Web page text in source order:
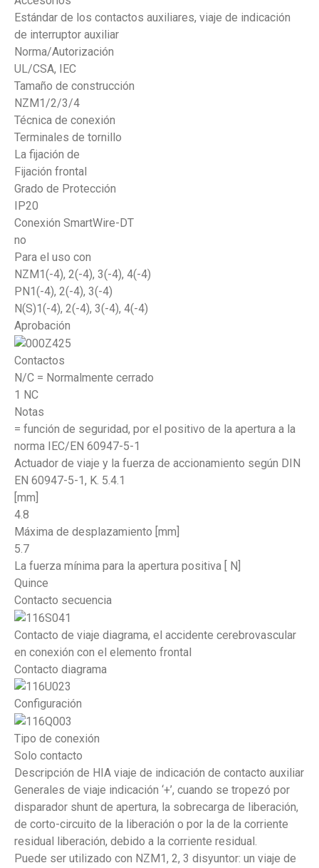
Estándar de los contactos auxiliares, viaje de indicación
de interruptor auxiliar
Norma/Autorización
UL/CSA, IEC
Tamaño de construcción
NZM1/2/3/4
Técnica de conexión
Terminales de tornillo
La fijación de
Fijación frontal
Grado de Protección
IP20
Conexión SmartWire-DT
no
Para el uso con
NZM1(-4), 2(-4), 3(-4), 4(-4)
PN1(-4), 2(-4), 3(-4)
N(S)1(-4), 2(-4), 3(-4), 4(-4)
Aprobación
Contactos
N/C = Normalmente cerrado
1 NC
Notas
= función de seguridad, por el positivo de la apertura a la
norma IEC/EN 60947-5-1
Actuador de viaje y la fuerza de accionamiento según DIN
EN 60947-5-1, K. 5.4.1
[mm]
4.8
Máxima de desplazamiento [mm]
5.7
La fuerza mínima para la apertura positiva [ N]
Quince
Contacto secuencia
Contacto de viaje diagrama, el accidente cerebrovascular
en conexión con el elemento frontal
Contacto diagrama
Configuración
Tipo de conexión
Solo contacto
Descripción de HIA viaje de indicación de contacto auxiliar
Generales de viaje indicación ‘+’, cuando se tropezó por
disparador shunt de apertura, la sobrecarga de liberación,
de corto-circuito de la liberación o por la de la corriente
residual liberación, debido a la corriente residual.
Puede ser utilizado con NZM1, 2, 3 disyuntor: un viaje de